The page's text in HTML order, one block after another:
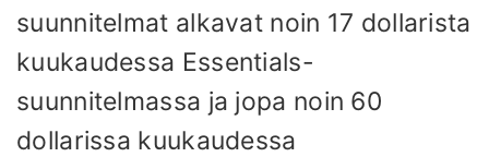
suunnitelmat alkavat noin 17 dollarista
kuukaudessa Essentials-
suunnitelmassa ja jopa noin 60
dollarissa kuukaudessa